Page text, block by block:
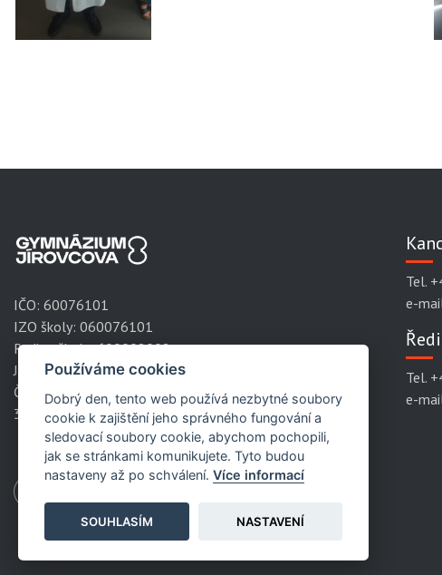
IČO: 60076101
IZO školy: 060076101
Redizo školy: 600008002
Jírovcova 1788/8
České Budějovice
371 61
Tel.
e-
Tel.
e-
Používáme cookies
Dobrý den, tento web používá nezbytné soubory
cookie k zajištění jeho správného fungování a
sledovací soubory cookie, abychom pochopili,
jak se stránkami komunikujete. Tyto budou
nastaveny až po schválení. Více informací
SOUHLASÍM NASTAVENÍ